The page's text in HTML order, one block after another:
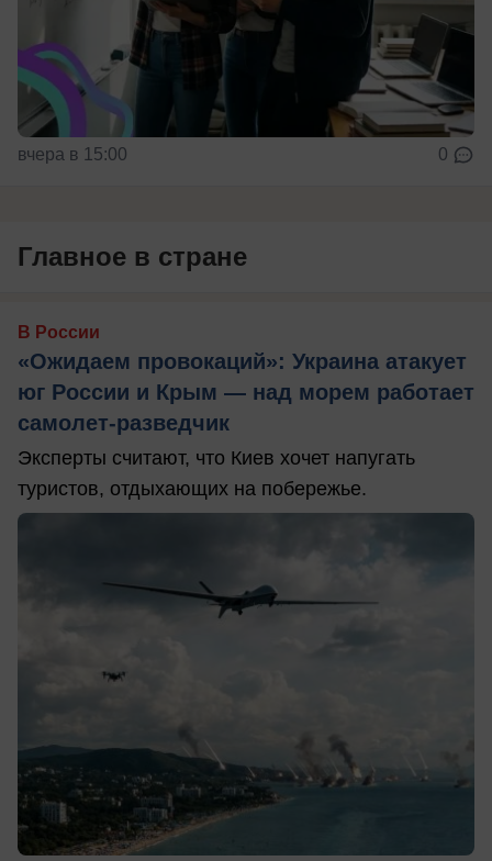
вчера в 15:00 0
Главное в стране
В России
«Ожидаем провокаций»: Украина атакует
юг России и Крым — над морем работает
самолет-разведчик
Эксперты считают, что Киев хочет напугать
туристов, отдыхающих на побережье.